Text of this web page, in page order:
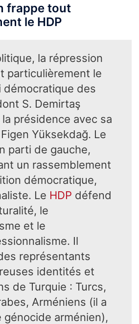
frappe tout
le HDP
la répression
particulièrement le
démocratique des
S. Demirtaş
présidence avec sa
Yüksekdağ. Le
parti de gauche,
un rassemblement
démocratique,
Le HDP défend
le
et le
Il
représentants
identités et
de Turquie : Turcs,
Arméniens (il a
génocide arménien),